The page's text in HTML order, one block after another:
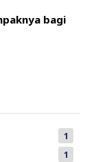
bagi
1
1